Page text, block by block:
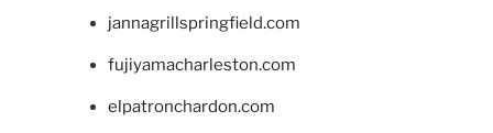
jannagrillspringfield.com
fujiyamacharleston.com
elpatronchardon.com